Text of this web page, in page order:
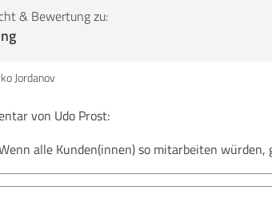
& Bewertung zu:
Jordanov
von Udo Prost:
alle Kunden(innen) so mitarbeiten würden,